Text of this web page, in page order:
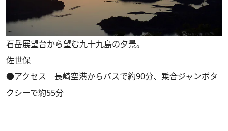
石岳展望台から望む九十九島の夕景。
佐世保
●アクセス 長崎空港からバスで約90分、乗合ジャンボタ
クシーで約55分